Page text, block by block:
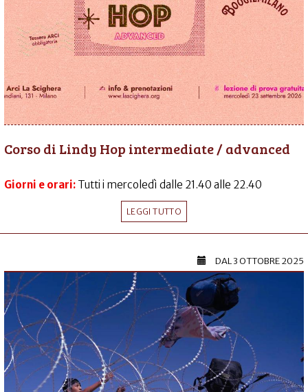
Corso di Lindy Hop intermediate / advanced
Giorni e orari: Tutti i mercoledì dalle 21.40 alle 22.40
LEGGI TUTTO
DAL3 OTTOBRE 2025